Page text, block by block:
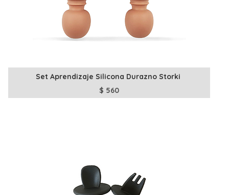
Set Aprendizaje Silicona Durazno Storki
$ 560